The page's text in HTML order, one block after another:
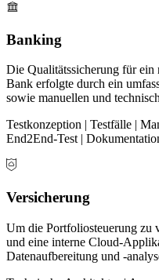
Banking
Die Qualitätssicherung für ein
Bank erfolgte durch ein
sowie manuellen und
Testkonzeption | Testfälle |
End2End-Test |
Versicherung
Um die Portfoliosteuerung zu
und eine interne Cloud-
Datenaufbereitung und -